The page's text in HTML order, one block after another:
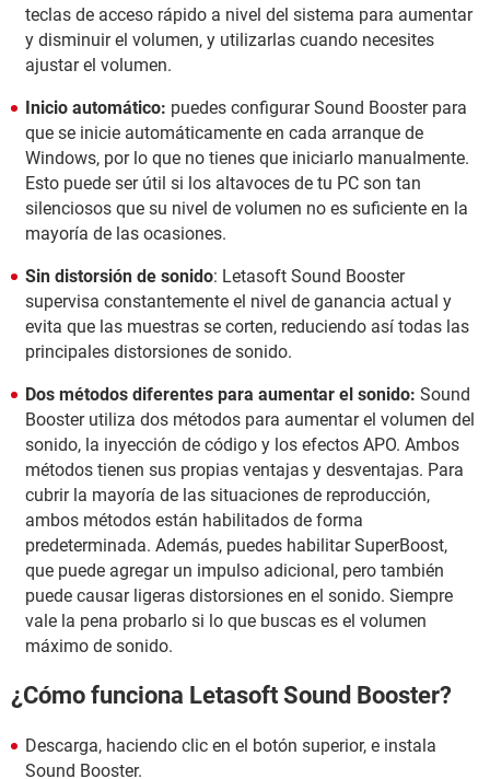
teclas de acceso rápido a nivel del sistema para aumentar
y disminuir el volumen, y utilizarlas cuando necesites
ajustar el volumen.
Inicio automático: puedes configurar Sound Booster para
que se inicie automáticamente en cada arranque de
Windows, por lo que no tienes que iniciarlo manualmente.
Esto puede ser útil si los altavoces de tu PC son tan
silenciosos que su nivel de volumen no es suficiente en la
mayoría de las ocasiones.
Sin distorsión de sonido: Letasoft Sound Booster
supervisa constantemente el nivel de ganancia actual y
evita que las muestras se corten, reduciendo así todas las
principales distorsiones de sonido.
Dos métodos diferentes para aumentar el sonido: Sound
Booster utiliza dos métodos para aumentar el volumen del
sonido, la inyección de código y los efectos APO. Ambos
métodos tienen sus propias ventajas y desventajas. Para
cubrir la mayoría de las situaciones de reproducción,
ambos métodos están habilitados de forma
predeterminada. Además, puedes habilitar SuperBoost,
que puede agregar un impulso adicional, pero también
puede causar ligeras distorsiones en el sonido. Siempre
vale la pena probarlo si lo que buscas es el volumen
máximo de sonido.
¿Cómo funciona Letasoft Sound Booster?
Descarga, haciendo clic en el botón superior, e instala
Sound Booster.